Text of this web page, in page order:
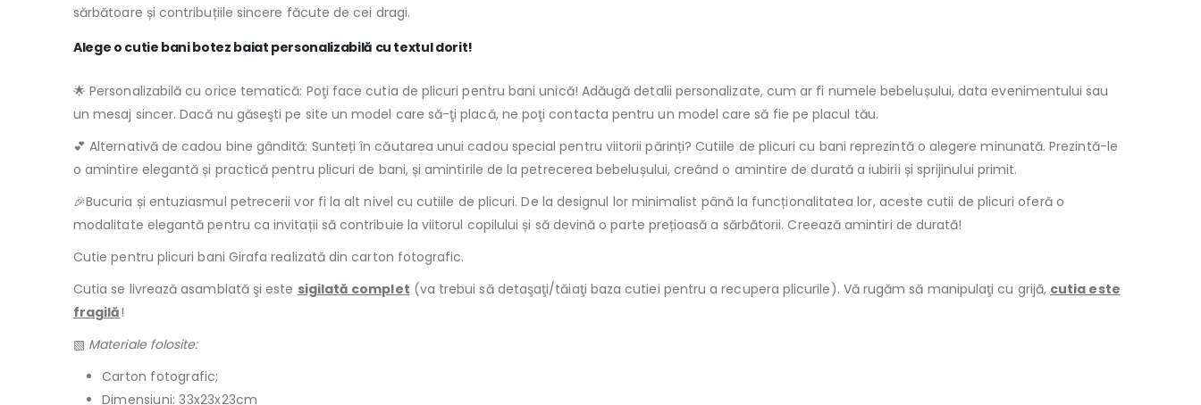
sărbătoare și contribuțiile sincere făcute de cei dragi.
Alege o cutie bani botez baiat personalizabilă cu textul dorit!
🌟 Personalizabilă cu orice tematică: Poţi face cutia de plicuri pentru bani unică! Adăugă detalii personalizate, cum ar fi numele bebelușului, data evenimentului sau
un mesaj sincer. Dacă nu găseşti pe site un model care să-ţi placă, ne poţi contacta pentru un model care să fie pe placul tău.
💕 Alternativă de cadou bine gândită: Sunteți în căutarea unui cadou special pentru viitorii părinți? Cutiile de plicuri cu bani reprezintă o alegere minunată. Prezintă-le
o amintire elegantă și practică pentru plicuri de bani, și amintirile de la petrecerea bebelușului, creând o amintire de durată a iubirii și sprijinului primit.
🎉Bucuria și entuziasmul petrecerii vor fi la alt nivel cu cutiile de plicuri. De la designul lor minimalist până la funcționalitatea lor, aceste cutii de plicuri oferă o
modalitate elegantă pentru ca invitații să contribuie la viitorul copilului și să devină o parte prețioasă a sărbătorii. Creează amintiri de durată!
Cutie pentru plicuri bani Girafa realizată din carton fotografic.
Cutia se livrează asamblată şi este sigilată complet (va trebui să detaşaţi/tăiaţi baza cutiei pentru a recupera plicurile). Vă rugăm să manipulaţi cu grijă, cutia este
fragilă!
▧ Materiale folosite:
Carton fotografic;
Dimensiuni: 33x23x23cm